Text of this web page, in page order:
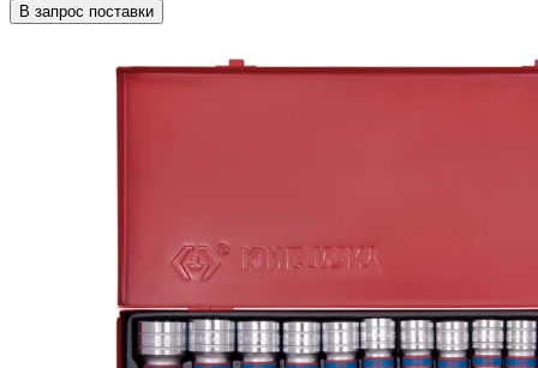
В запрос поставки